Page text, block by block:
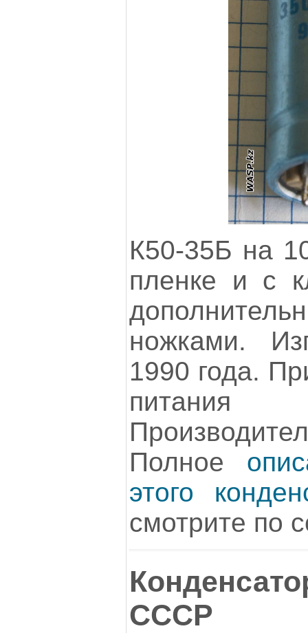
К50-35Б на
пленке и с
ножками.
1990 года.
питания
Полное
этого
смотрите по
СССР